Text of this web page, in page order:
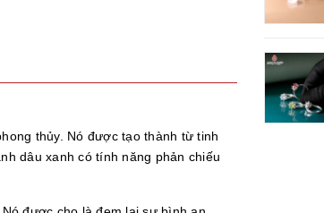
thủy. Nó được tạo thành từ tinh
dâu xanh có tính năng phản chiếu